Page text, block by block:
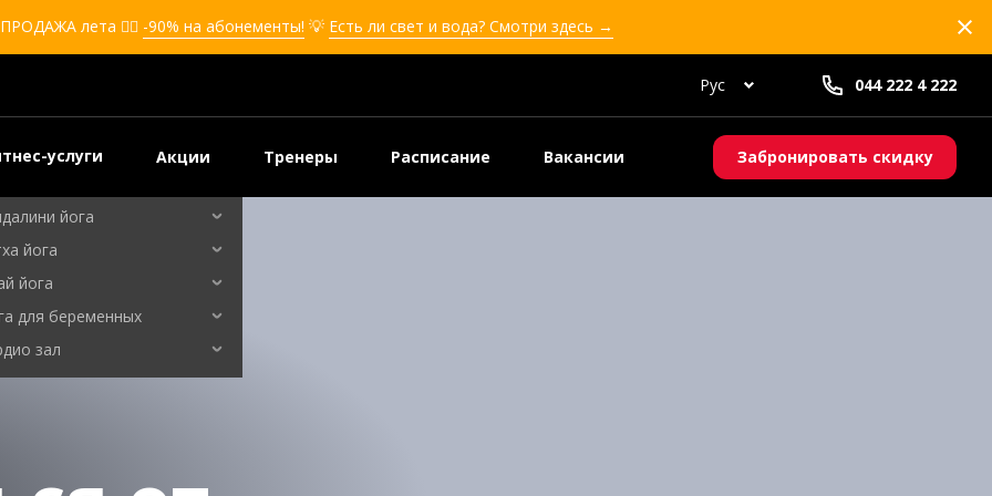
лета ❤️‍🔥 -90% на абонементы! 💡 Есть ли свет и вода? Смотри здесь →
Рус 044 222 4 222
услуги
для девушек
для детей
для девушек
для детей
йога
йога
йога
для беременных
зал
Акции Тренеры Расписание Вакансии Забронировать скидку
и проверенные методы